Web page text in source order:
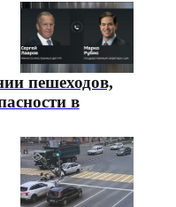
пешеходов,
в